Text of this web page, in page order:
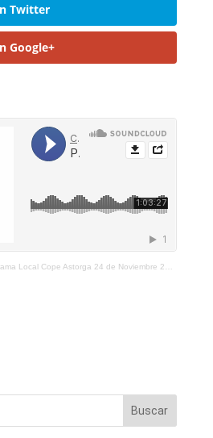
Twitter
Google+
Local Cope Astorga 24 de Noviembre 2021